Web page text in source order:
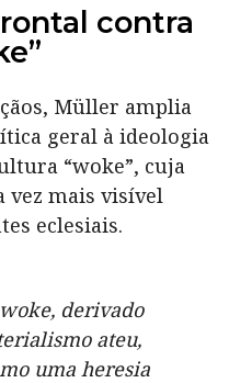
contra
Müller amplia
geral à ideologia
“woke”, cuja
vez mais visível
eclesiais.
derivado
ateu,
uma heresia